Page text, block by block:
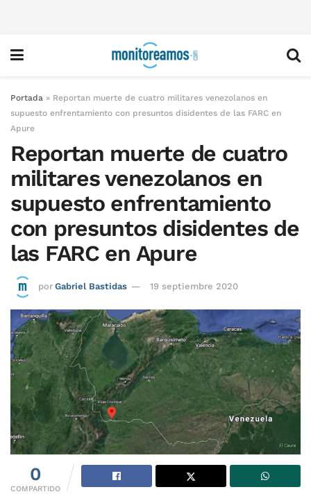
Portada » Reportan muerte de cuatro militares venezolanos en
supuesto enfrentamiento con presuntos disidentes de las FARC en
Apure
Reportan muerte de cuatro
militares venezolanos en
supuesto enfrentamiento
con presuntos disidentes de
las FARC en Apure
por Gabriel Bastidas 19 septiembre 2020
0
COMPARTIDO